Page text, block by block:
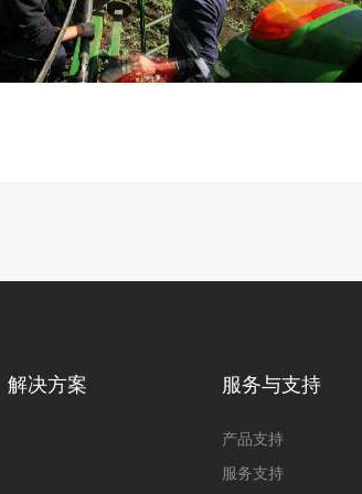
解决方案 服务与支持
产品支持
服务支持